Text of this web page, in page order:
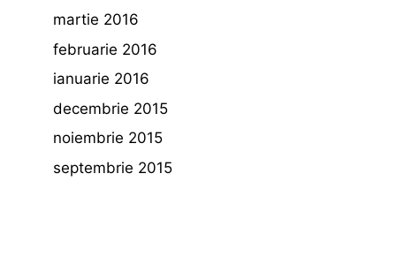
martie 2016
februarie 2016
ianuarie 2016
decembrie 2015
noiembrie 2015
septembrie 2015